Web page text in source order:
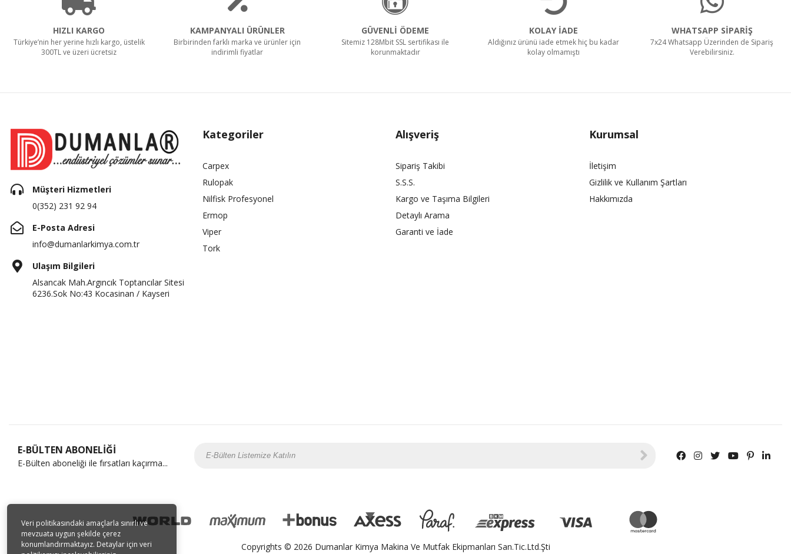
Veri politikasındaki amaçlarla sınırlı ve
mevzuata uygun şekilde çerez
konumlandırmaktayız. Detaylar için veri
HIZLI KARGO
Türkiye’nin her yerine hızlı kargo, üstelik
300TL ve üzeri ücretsiz
KAMPANYALI ÜRÜNLER
Birbirinden farklı marka ve ürünler için
indirimli fiyatlar
GÜVENLİ ÖDEME
Sitemiz 128Mbit SSL sertifikası ile
korunmaktadır
KOLAY İADE
Aldığınız ürünü iade etmek hiç bu kadar
kolay olmamıştı
WHATSAPP SİPARİŞ
7x24 Whatsapp Üzerinden de Sipariş
Verebilirsiniz.
Müşteri Hizmetleri
0(352) 231 92 94
E-Posta Adresi
info@dumanlarkimya.com.tr
Ulaşım Bilgileri
Alsancak Mah.Argıncık Toptancılar Sitesi
6236.Sok No:43 Kocasinan / Kayseri
Kategoriler
Carpex
Rulopak
Nilfisk Profesyonel
Ermop
Viper
Tork
Alışveriş
Sipariş Takibi
S.S.S.
Kargo ve Taşıma Bilgileri
Detaylı Arama
Garanti ve İade
Kurumsal
İletişim
Gizlilik ve Kullanım Şartları
Hakkımızda
E-BÜLTEN ABONELİĞİ
E-Bülten aboneliği ile fırsatları kaçırma...
Copyrights © 2026 Dumanlar Kimya Makina Ve Mutfak Ekipmanları San.Tic.Ltd.Şti